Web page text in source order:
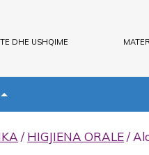
DHE USHQIME
/ HIGJIENA ORALE/